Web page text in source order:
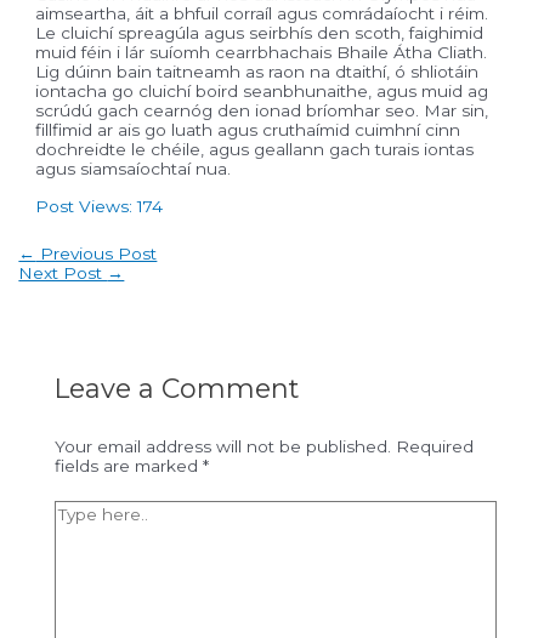
aimseartha, áit a bhfuil corraíl agus comrádaíocht i réim.
Le cluichí spreagúla agus seirbhís den scoth, faighimid
muid féin i lár suíomh cearrbhachais Bhaile Átha Cliath.
Lig dúinn bain taitneamh as raon na dtaithí, ó shliotáin
iontacha go cluichí boird seanbhunaithe, agus muid ag
scrúdú gach cearnóg den ionad bríomhar seo. Mar sin,
fillfimid ar ais go luath agus cruthaímid cuimhní cinn
dochreidte le chéile, agus geallann gach turais iontas
agus siamsaíochtaí nua.
Post Views: 174
Post
navigation
← Previous Post
Next Post →
Leave a Comment
Your email address will not be published. Required
fields are marked *
Type
here..